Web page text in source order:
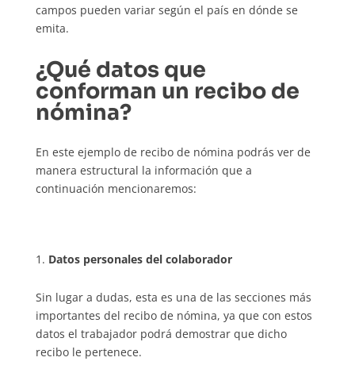
campos pueden variar según el país en dónde se
emita.
¿Qué datos que
conforman un recibo de
nómina?
En este ejemplo de recibo de nómina podrás ver de
manera estructural la información que a
continuación mencionaremos:
Datos personales del colaborador
Sin lugar a dudas, esta es una de las secciones más
importantes del recibo de nómina, ya que con estos
datos el trabajador podrá demostrar que dicho
recibo le pertenece.